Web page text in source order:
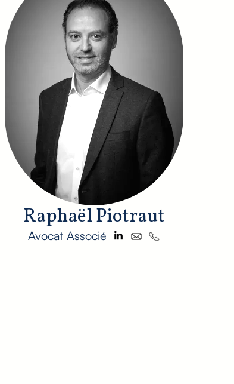
Raphaël Piotraut
Avocat Associé